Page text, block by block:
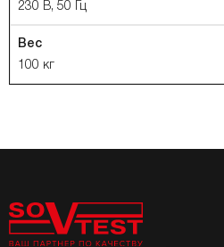
230 В, 50 Гц
Вес
100 кг